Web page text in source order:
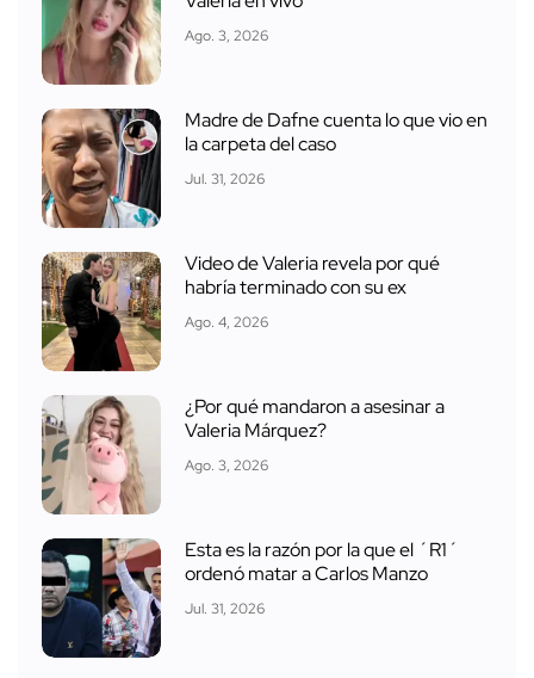
Ago. 3, 2026
Madre de Dafne cuenta lo que vio en
la carpeta del caso
Jul. 31, 2026
Video de Valeria revela por qué
habría terminado con su ex
Ago. 4, 2026
¿Por qué mandaron a asesinar a
Valeria Márquez?
Ago. 3, 2026
Esta es la razón por la que el ´R1´
ordenó matar a Carlos Manzo
Jul. 31, 2026